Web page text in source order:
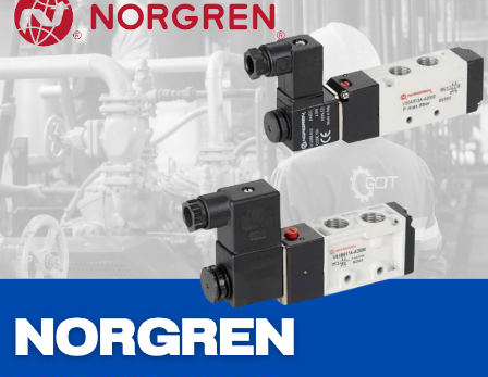
(สิ่ง
แวดล้อม
และ
ระบบ
มลพิษ)
INSTRUMENT
&
AUTOMATIONS
(อุปกรณ์
คุม
และ